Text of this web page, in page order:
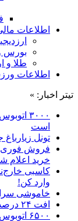
اطلاعات
بورس
طلا و
اطلاعات
تیتر اخبار: »
۳۰۰۰
است
تونل
فروش فوری
خرید اعلام
وارد کن!
خاموشی
افت ۲۴ درصدی تولید خودرو در کشور
۶۵۰۰